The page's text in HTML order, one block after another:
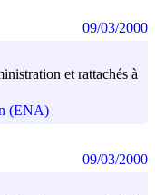
et rattachés à
(ENA)
09/03/2000
09/03/2000